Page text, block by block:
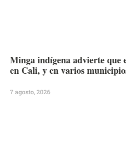
Minga indígena advierte que
en Cali, y en varios
7 agosto, 2026